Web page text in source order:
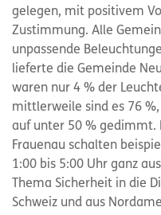
gelegen, mit positivem
Zustimmung. Alle
unpassende
lieferte die Gemeinde
waren nur 4 % der
mittlerweile sind es 76
auf unter 50 % gedimmt.
Frauenau schalten
1:00 bis 5:00 Uhr ganz
Thema Sicherheit in die
Schweiz und aus